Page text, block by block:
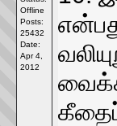
Offline
Posts:
25432
Date:
Apr 4,
2012